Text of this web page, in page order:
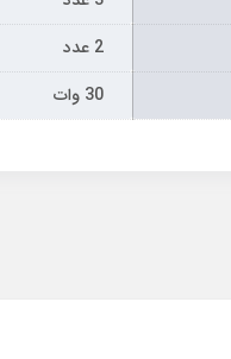
2 عدد
30 وات